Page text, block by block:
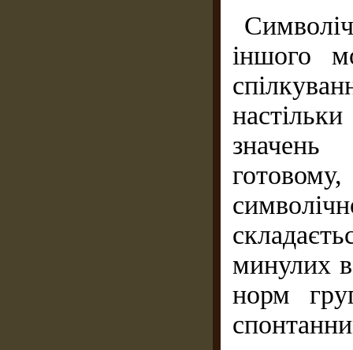
іншого
минулих
норм